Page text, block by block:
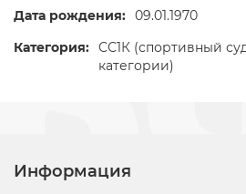
Дата рождения: 09.01.1970
Категория: СС1К (спортивный
категории)
Информация